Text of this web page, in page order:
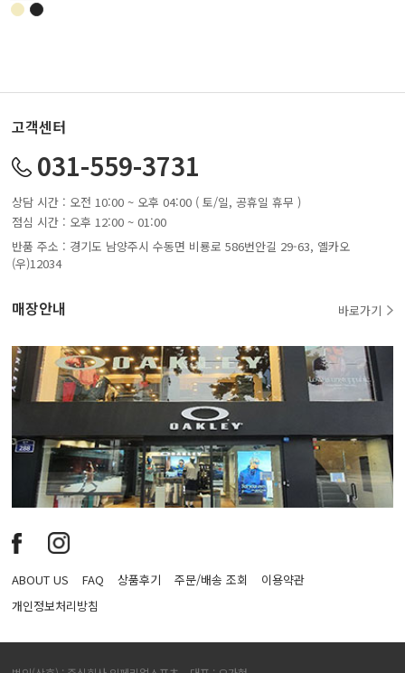
고객센터
031-559-3731
상담 시간 : 오전 10:00 ~ 오후 04:00 ( 토/일, 공휴일 휴무 )
점심 시간 : 오후 12:00 ~ 01:00
반품 주소 : 경기도 남양주시 수동면 비룡로 586번안길 29-63, 옐카오
(우)12034
매장안내 바로가기
ABOUT US FAQ 상품후기 주문/배송 조회
이용약관
개인정보처리방침